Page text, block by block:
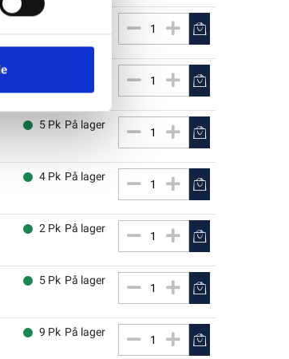
5 Pk På lager
4 Pk På lager
2 Pk På lager
5 Pk På lager
9 Pk På lager